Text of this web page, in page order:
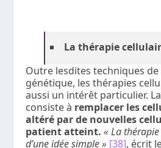
La thérapie
Outre lesdites techniques
génétique, les thérapies
aussi un intérêt particulier.
consiste à remplacer les
altéré par de nouvelles
patient atteint. « La
d’une idée simple » [38], écrit